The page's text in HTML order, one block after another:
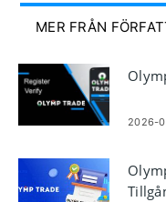
MER FRÅN
2026-